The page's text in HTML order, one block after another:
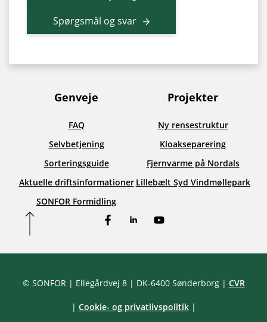
Spørgsmål og svar
Genveje
FAQ
Selvbetjening
Sorteringsguide
Aktuelle driftsinformationer
SONFOR Formidling
Projekter
Ny rensestruktur
Kloakseparering
Fjernvarme på Nordals
Lillebælt Syd Vindmøllepark
FacebookLinkedInYouTube
© SONFOR | Ellegårdvej 8 | DK-6400 Sønderborg | CVR
| Cookie- og privatlivspolitik |